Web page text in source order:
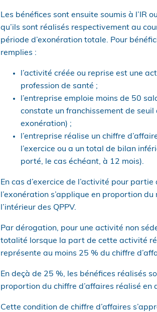
Les bénéfices sont ensuite soumis à l’IR
qu’ils sont réalisés respectivement au
période d’exonération totale. Pour
remplies :
l’activité créée ou reprise est une
profession de santé ;
l’entreprise emploie moins de 50
constate un franchissement de
exonération) ;
l’entreprise réalise un chiffre
l’exercice ou a un total de bilan
porté, le cas échéant, à 12 mois).
En cas d’exercice de l’activité pour
l’exonération s’applique en proportion
l’intérieur des QPPV.
Par dérogation, pour une activité non
totalité lorsque la part de cette activité
représente au moins 25 % du chiffre
En deçà de 25 %, les bénéfices réalisés
proportion du chiffre d’affaires réalisé en
Cette condition de chiffre d’affaires